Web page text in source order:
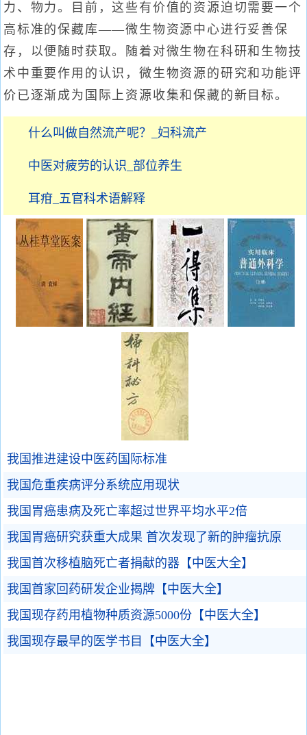
力、物力。目前，这些有价值的资源迫切需要一个
高标准的保藏库——微生物资源中心进行妥善保
存，以便随时获取。随着对微生物在科研和生物技
术中重要作用的认识，微生物资源的研究和功能评
价已逐渐成为国际上资源收集和保藏的新目标。
什么叫做自然流产呢？_妇科流产
中医对疲劳的认识_部位养生
耳疳_五官科术语解释
我国推进建设中医药国际标准
我国危重疾病评分系统应用现状
我国胃癌患病及死亡率超过世界平均水平2倍
我国胃癌研究获重大成果 首次发现了新的肿瘤抗原
我国首次移植脑死亡者捐献的器【中医大全】
我国首家回药研发企业揭牌【中医大全】
我国现存药用植物种质资源5000份【中医大全】
我国现存最早的医学书目【中医大全】